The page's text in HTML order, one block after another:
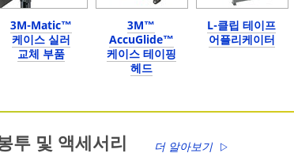
3M-Matic™
케이스 실러
교체 부품
3M™
AccuGlide™
케이스 테이핑
헤드
L-클립 테이프
어플리케이터
투 및 액세서리 더 알아보기